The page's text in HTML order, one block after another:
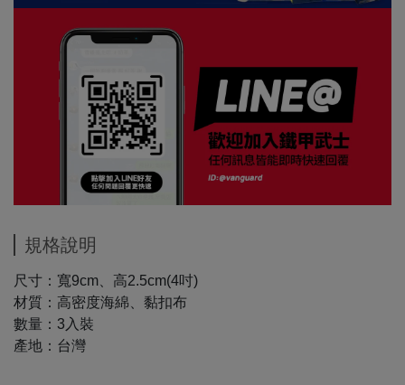
規格說明
尺寸：寬9cm、高2.5cm(4吋)
材質：高密度海綿、黏扣布
數量：3入裝
產地：台灣